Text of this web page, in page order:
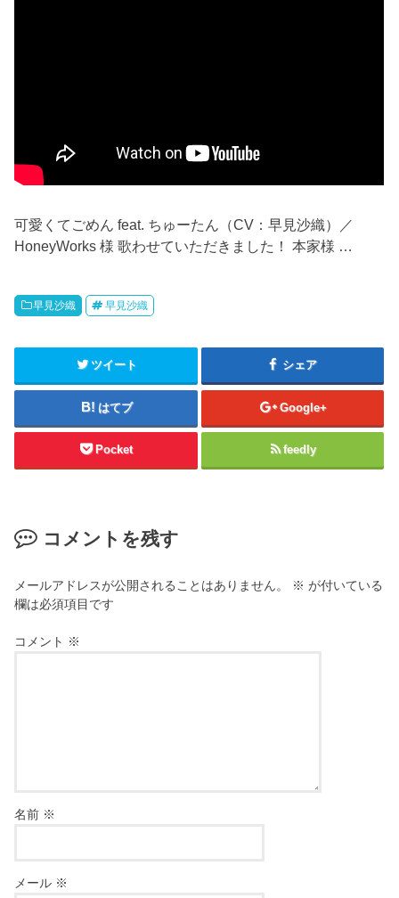
可愛くてごめん feat. ちゅーたん（CV：早見沙織）／
HoneyWorks 様 歌わせていただきました！ 本家様 …
早見沙織 早見沙織
ツイート シェア
はてブ Google+
Pocket feedly
コメントを残す
メールアドレスが公開されることはありません。 ※ が付いている
欄は必須項目です
コメント ※
名前 ※
メール ※